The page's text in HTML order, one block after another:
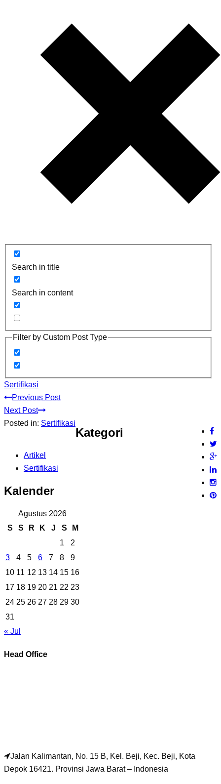
Search in title
Search in content
Filter by Custom Post Type
Sertifikasi
Previous Post
Next Post
Posted in: Sertifikasi
Kategori
Artikel
Sertifikasi
Kalender
Agustus 2026
S
S R K J S
M
1
2
3
4 5 6 7 8
9
10 11 12 13 14 15 16
17 18 19 20 21 22 23
24 25 26 27 28 29 30
31
« Jul
Head Office
Jalan Kalimantan, No. 15 B, Kel. Beji, Kec. Beji, Kota
Depok 16421. Provinsi Jawa Barat – Indonesia